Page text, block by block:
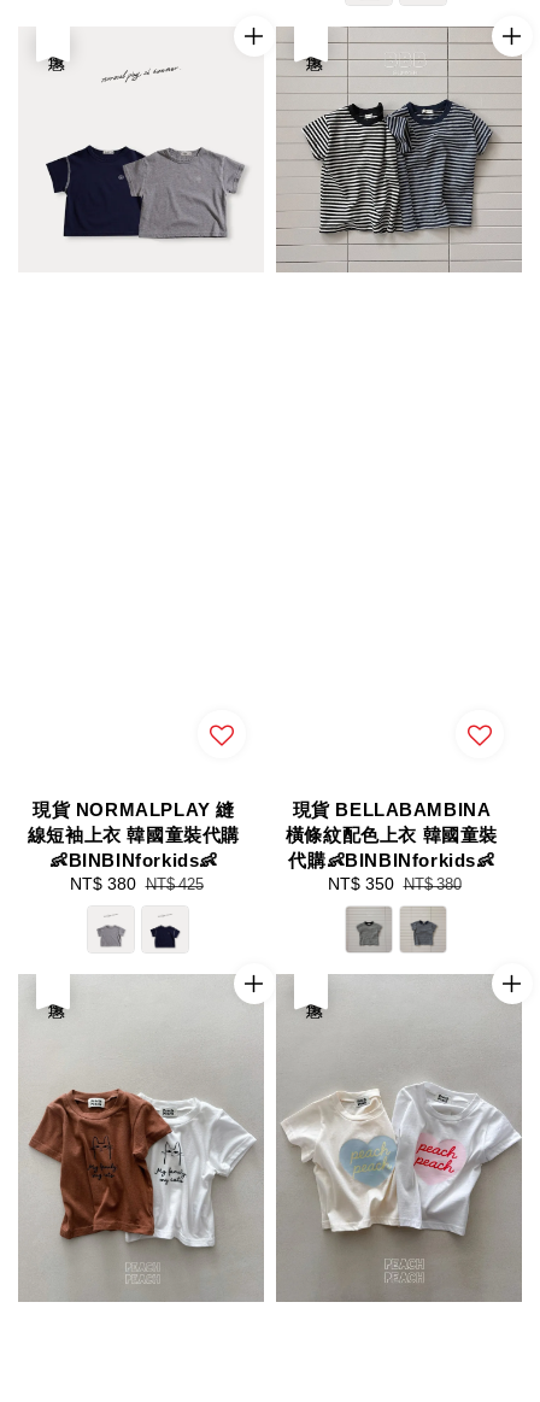
現貨 NORMALPLAY 縫
線短袖上衣 韓國童裝代購
👶BINBINforkids👶
Sale
price
NT$ 380 Regular
price
NT$ 425
現貨 BELLABAMBINA
橫條紋配色上衣 韓國童裝
代購👶BINBINforkids👶
Sale
price
NT$ 350 Regular
price
NT$ 380